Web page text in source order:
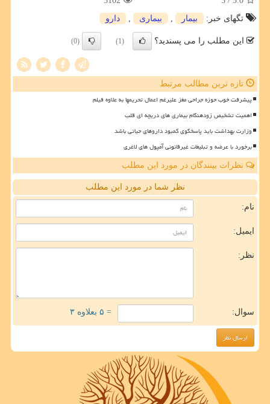
تگهای خبر:
بیمار بیماری دارو
این مطلب را می پسندید؟ (1)
(0)
تازه ترین مطالب مرتبط
پیشرفت خوب حوزه جراحی مغز علیرغم اعمال تحریمها به علاوه فیلم
اهمیت تشخیص زودهنگام بیماری های دریچه ای قلب
وزارت بهداشت باید پاسخگوی کمبود داروهای حیاتی باشد
برخورد با عرضه و تبلیغات غیرقانونی آمپول های لاغری
نظرات بینندگان در مورد این مطلب
نظر شما در مورد این مطلب
نام:
ایمیل:
نظر:
سوال: = ۵ بعلاوه ۳